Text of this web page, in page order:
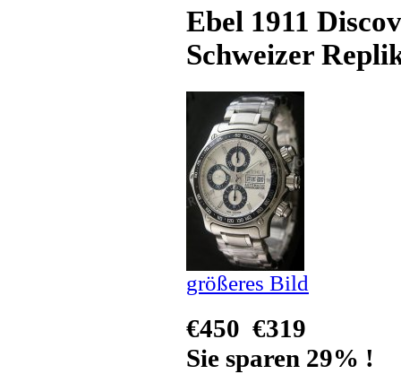
Ebel 1911
Schweizer
größeres Bild
€450 €319
Sie sparen 29% !